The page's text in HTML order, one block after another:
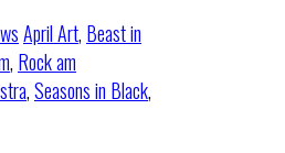
April Art, Beast in
, Rock am
,Seasons in Black,